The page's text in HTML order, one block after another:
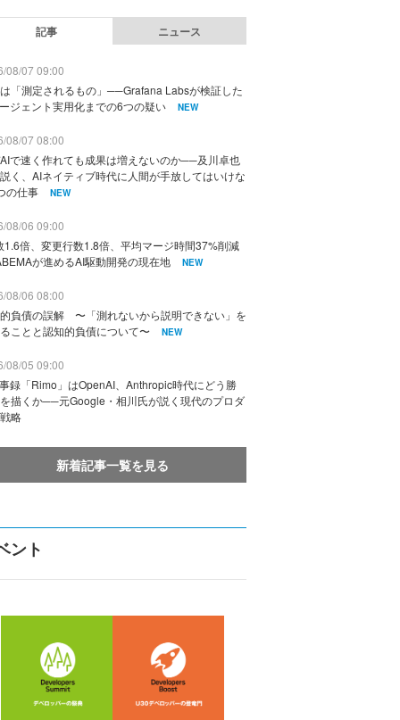
記事 ニュース
08/07 09:00
「測定されるもの」──Grafana Labsが検証した
ジェント実用化までの6つの疑い
NEW
08/07 08:00
で速く作れても成果は増えないのか──及川卓也
く、AIネイティブ時代に人間が手放してはいけな
の仕事
NEW
08/06 09:00
1.6倍、変更行数1.8倍、平均マージ時間37%削減
が進めるAI駆動開発の現在地
NEW
08/06 08:00
負債の誤解 〜「測れないから説明できない」を
ことと認知的負債について〜
NEW
08/05 09:00
録「Rimo」はOpenAI、Anthropic時代にどう勝
描くか──元Google・相川氏が説く現代のプロダ
略
新着記事一覧を見る
ント